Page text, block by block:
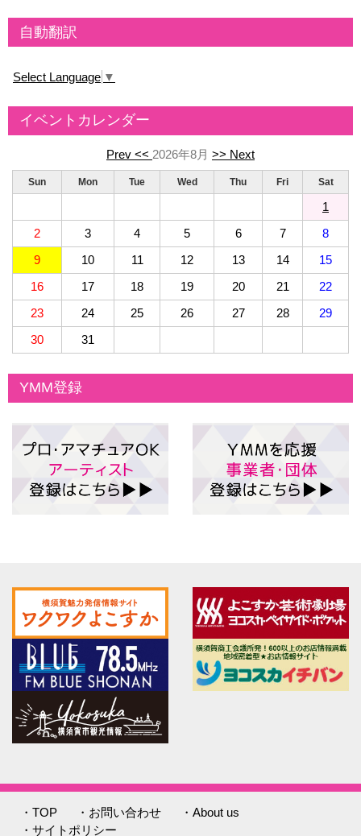
自動翻訳
Select Language ▼
イベントカレンダー
Prev << 2026年8月 >> Next
Sun Mon Tue Wed Thu Fri Sat
1
2
3 4 5 6 7
8
9
10 11 12 13 14
15
16
17 18 19 20 21
22
23
24 25 26 27 28
29
30
31
YMM登録
・TOP ・お問い合わせ
・About us
・サイトポリシー